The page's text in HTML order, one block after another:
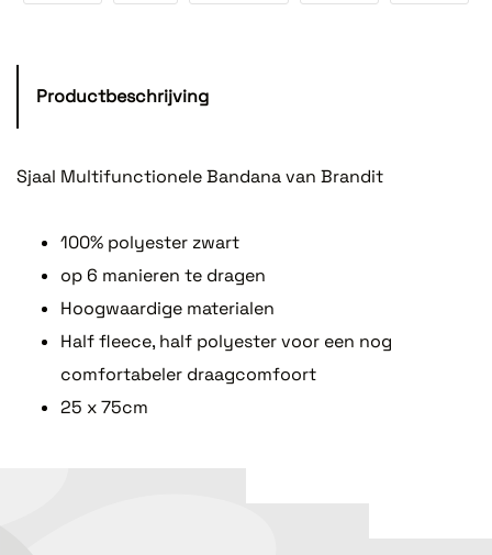
Productbeschrijving
Sjaal Multifunctionele Bandana van Brandit
100% polyester zwart
op 6 manieren te dragen
Hoogwaardige materialen
Half fleece, half polyester voor een nog
comfortabeler draagcomfoort
25 x 75cm